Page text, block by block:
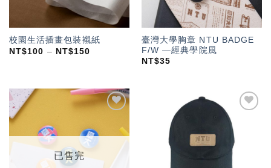
校園生活插畫包裝襯紙
NT$100 – NT$150
臺灣大學胸章 NTU BADGE
F/W —經典學院風
NT$35
「願
望輕
單」
已售完